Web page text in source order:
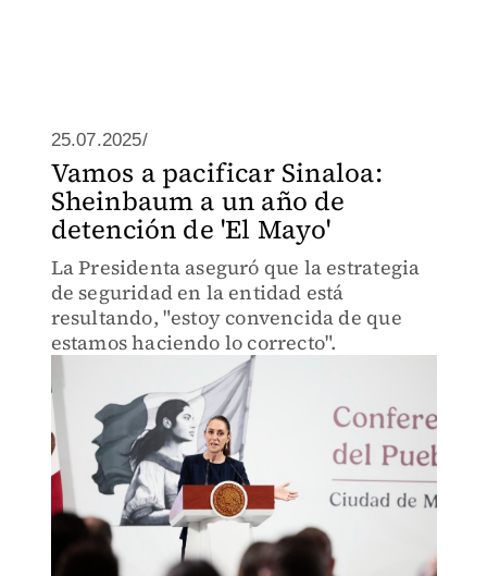
25.07.2025/
Vamos a pacificar Sinaloa:
Sheinbaum a un año de
detención de 'El Mayo'
La Presidenta aseguró que la estrategia
de seguridad en la entidad está
resultando, "estoy convencida de que
estamos haciendo lo correcto".